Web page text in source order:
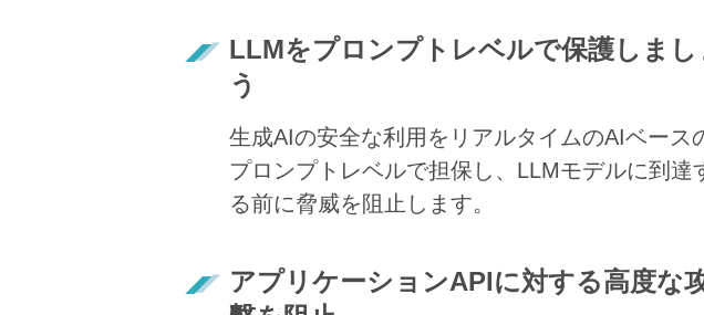
LLMをプロンプトレベルで保護しまし
う
生成AIの安全な利用をリアルタイムのAIベース
プロンプトレベルで担保し、LLMモデルに到達
る前に脅威を阻止します。
アプリケーションAPIに対する高度な